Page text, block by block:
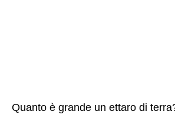
Quanto è grande un ettaro di